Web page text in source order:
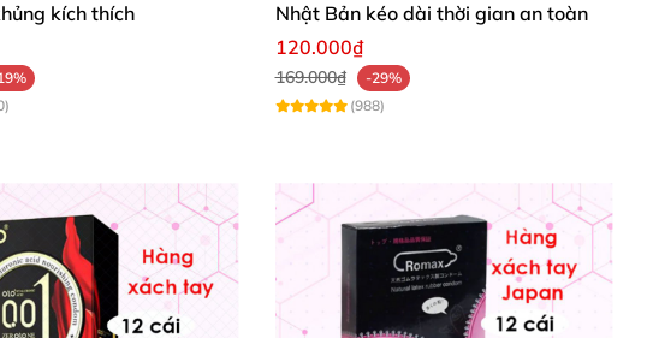
kích thích
Nhật Bản kéo dài thời gian an toàn
120.000₫
169.000₫
-29%
(988)